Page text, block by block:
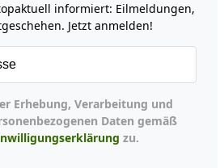
informiert: Eilmeldungen,
Jetzt anmelden!
Daten gemäß
zu.